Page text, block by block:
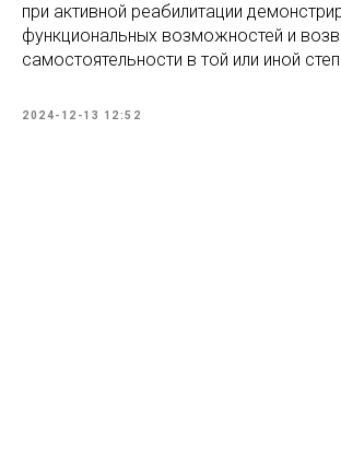
при активной реабилитации
функциональных возможностей и
самостоятельности в той или иной
2024-12-13 12:52